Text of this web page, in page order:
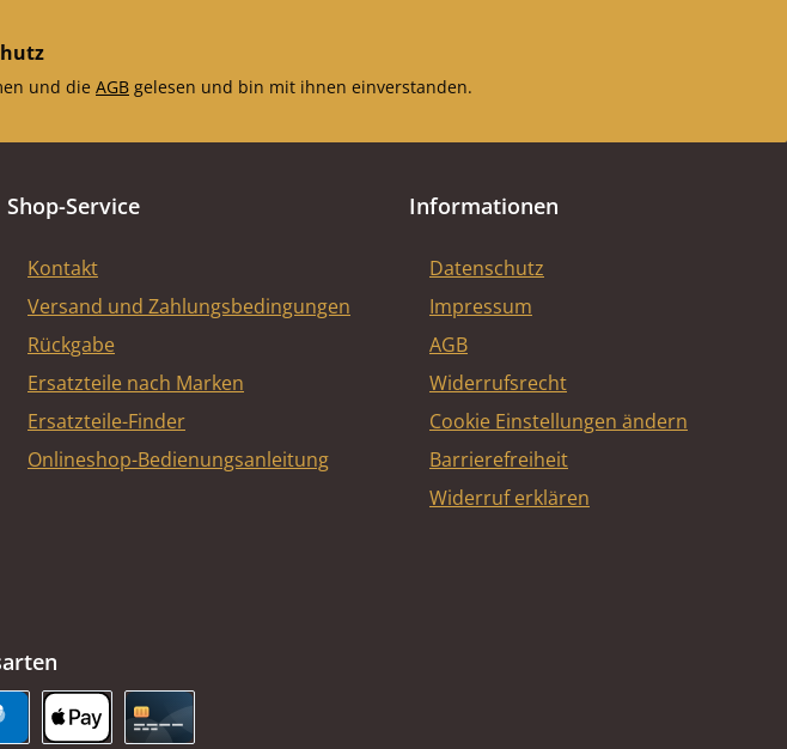
und die AGB gelesen und bin mit ihnen einverstanden.
Shop-Service
Kontakt
Versand und Zahlungsbedingungen
Rückgabe
Ersatzteile nach Marken
Ersatzteile-Finder
Onlineshop-Bedienungsanleitung
Informationen
Datenschutz
Impressum
AGB
Widerrufsrecht
Cookie Einstellungen ändern
Barrierefreiheit
Widerruf erklären